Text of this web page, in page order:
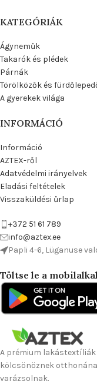
KATEGÓRIÁK
Ágyneműk
Takarók és plédek
Párnák
Törölközők és
A gyerekek világa
INFORMÁCIÓ
Információ
AZTEX-ről
Adatvédelmi irányelvek
Eladási feltételek
Visszaküldési űrlap
+372 51 61 789
info@aztex.ee
Papli 4-6, Lüganuse
Töltse le a
A prémium
kölcsönöznek
varázsolnak.